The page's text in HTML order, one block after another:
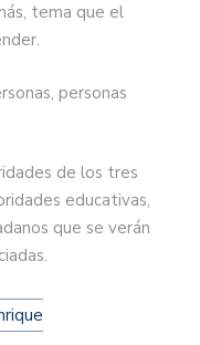
tema que el
de los tres
educativas,
que se verán